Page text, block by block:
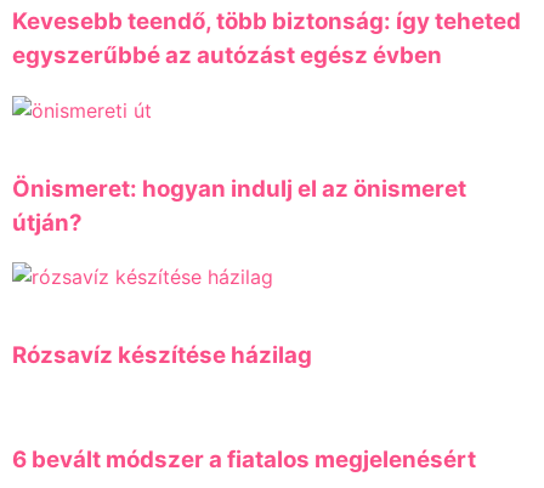
Kevesebb teendő, több biztonság: így teheted
egyszerűbbé az autózást egész évben
Önismeret: hogyan indulj el az önismeret
útján?
Rózsavíz készítése házilag
6 bevált módszer a fiatalos megjelenésért